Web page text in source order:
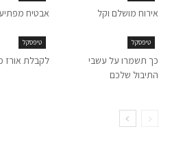
אירוח מושלם וקל אבטיח
טיפסקל
כך תשמרו על עשבי
התיבול שלכם
טיפסקל
לקבלת אורז